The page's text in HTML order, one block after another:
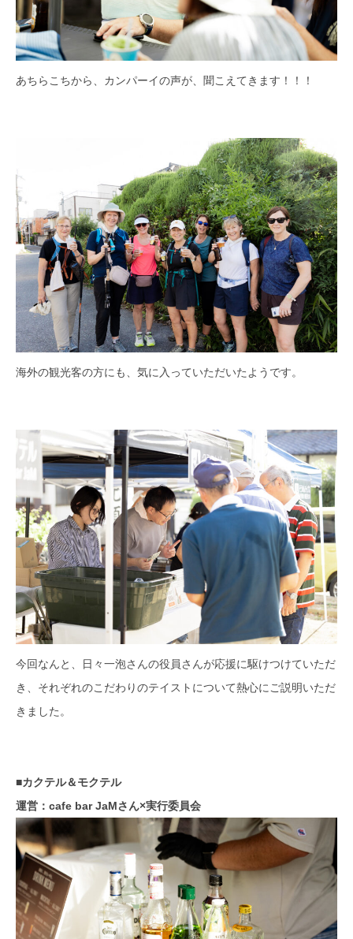
あちらこちから、カンパーイの声が、聞こえてきます！！！
海外の観光客の方にも、気に入っていただいたようです。
今回なんと、日々一泡さんの役員さんが応援に駆けつけていただ
き、それぞれのこだわりのテイストについて熱心にご説明いただ
きました。
■カクテル＆モクテル
運営：cafe bar JaMさん×実行委員会